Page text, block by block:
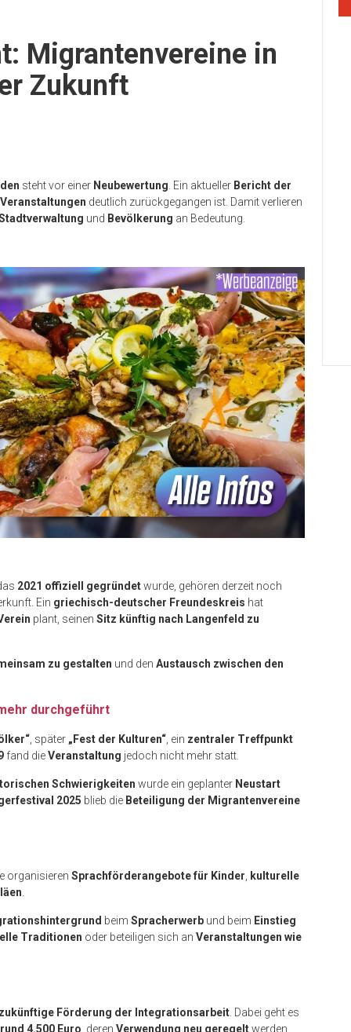
Migrantenvereine in
Zukunft
steht vor einer Neubewertung . Ein aktueller Bericht der
deutlich zurückgegangen ist. Damit verlieren
und Bevölkerung an Bedeutung.
2021 offiziell gegründetwurde, gehören derzeit noch
Ein griechisch-deutscher Freundeskreis hat
plant, seinen Sitz künftig nach Langenfeld zu
zu gestalten und den Austausch zwischen den
durchgeführt
, später „Fest der Kulturen“, ein zentraler Treffpunkt
fand dieVeranstaltung jedoch nicht mehr statt.
Schwierigkeiten wurde ein geplanter Neustart
2025 blieb die Beteiligung der Migrantenvereine
organisieren Sprachförderangebote für Kinder, kulturelle
.
beim Spracherwerb und beim Einstieg
Traditionen oder beteiligen sich an Veranstaltungen wie
Förderung der Integrationsarbeit. Dabei geht es
4.500 Euro , deren Verwendung neu geregeltwerden